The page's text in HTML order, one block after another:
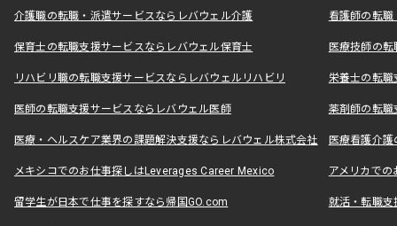
介護職の転職・派遣サービスならレバウェル介護 看護師の転
保育士の転職支援サービスならレバウェル保育士 医療技師の
リハビリ職の転職支援サービスならレバウェルリハビリ 栄養士の転
医師の転職支援サービスならレバウェル医師 薬剤師の転
医療・ヘルスケア業界の課題解決支援ならレバウェル株式会社 医療看護介
メキシコでのお仕事探しはLeverages Career Mexico アメリカで
留学生が日本で仕事を探すなら帰国GO.com 就活・転職